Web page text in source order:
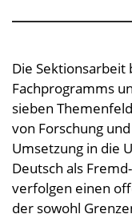
Die Sektionsarbeit
Fachprogramms
sieben
von Forschung
Umsetzung in die
Deutsch als
verfolgen einen
der sowohl